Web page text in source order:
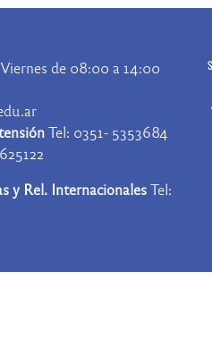
de 08:00 a 14:00
Tel: 0351- 5353684
y Rel. InternacionalesTel: